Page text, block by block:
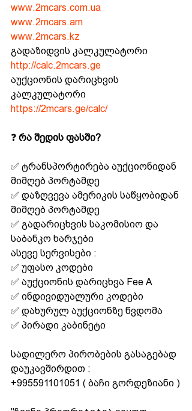
www.2mcars.com.ua
www.2mcars.am
www.2mcars.kz
გადაზიდვის კალკულატორი
http://calc.2mcars.ge
აუქციონის დარიცხვის
კალკულატორი
https://2mcars.ge/calc/
❓ რა შედის ფასში?
✅ ტრანსპორტირება აუქციონიდან
მიმღებ პორტამდე
✅ დაზღვევა ამერიკის საწყობიდან
მიმღებ პორტამდე
✅ გადარიცხვის საკომისიო და
საბანკო ხარჯები
ასევე სერვისები :
✅ უფასო კოდები
✅ აუქციონის დარიცხვა Fee A
✅ ინდივიდუალური კოდები
✅ დახურულ აუქციონზე წვდომა
✅ პირადი კაბინეტი
სადილერო პირობების გასაგებად
დაუკავშირდით :
+995591101051 ( ბაჩი გორდეზიანი )